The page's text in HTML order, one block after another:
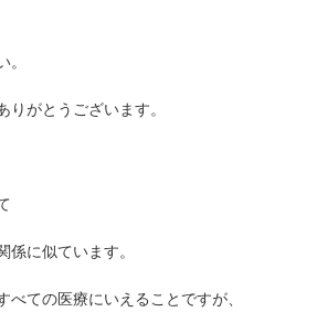
。
りがとうございます。
係に似ています。
べての医療にいえることですが、